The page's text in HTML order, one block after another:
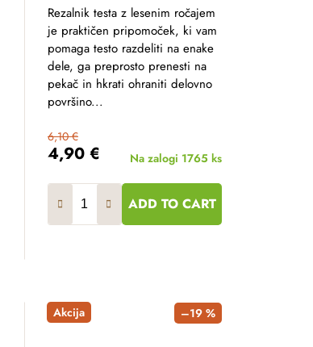
4,90 €
6,10 €
Na zalogi 1765 ks
ADD TO CART
Rezalnik testa z lesenim ročajem
je praktičen pripomoček, ki vam
pomaga testo razdeliti na enake
dele, ga preprosto prenesti na
pekač in hkrati ohraniti delovno
površino...
Akcija –19 %